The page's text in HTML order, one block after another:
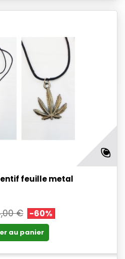
feuille metal
€ -60%
au panier